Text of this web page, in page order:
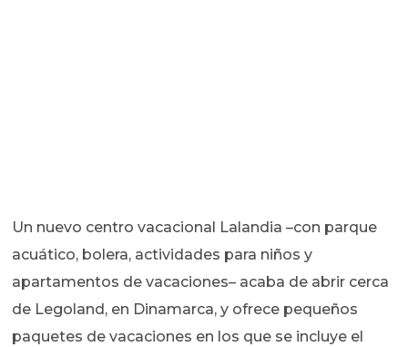
Un nuevo centro vacacional Lalandia –con parque
acuático, bolera, actividades para niños y
apartamentos de vacaciones– acaba de abrir cerca
de Legoland, en Dinamarca, y ofrece pequeños
paquetes de vacaciones en los que se incluye el